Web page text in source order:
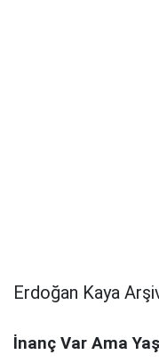
Erdoğan Kaya
İnanç Var Ama